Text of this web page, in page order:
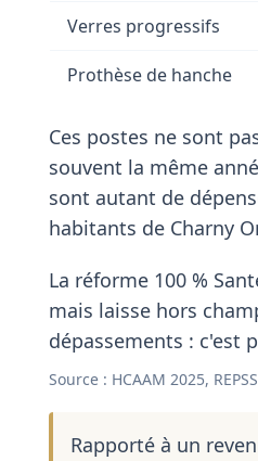
Verres progressifs
Prothèse de hanche
Ces postes ne sont
souvent la même
sont autant de
habitants de Charny
La réforme 100 %
mais laisse hors
dépassements : c'est
Source : HCAAM 2025,
Rapporté à un